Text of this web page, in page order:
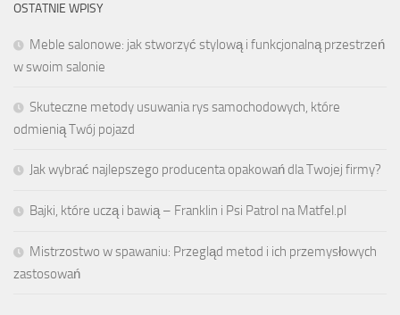
OSTATNIE WPISY
Meble salonowe: jak stworzyć stylową i funkcjonalną przestrzeń
w swoim salonie
Skuteczne metody usuwania rys samochodowych, które
odmienią Twój pojazd
Jak wybrać najlepszego producenta opakowań dla Twojej firmy?
Bajki, które uczą i bawią – Franklin i Psi Patrol na Matfel.pl
Mistrzostwo w spawaniu: Przegląd metod i ich przemysłowych
zastosowań